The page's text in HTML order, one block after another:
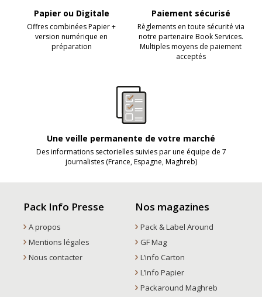
Papier ou Digitale
Offres combinées Papier +
version numérique en
préparation
Paiement sécurisé
Règlements en toute sécurité via
notre partenaire Book Services.
Multiples moyens de paiement
acceptés
Une veille permanente de votre marché
Des informations sectorielles suivies par une équipe de 7
journalistes (France, Espagne, Maghreb)
Pack Info Presse
A propos
Mentions légales
Nous contacter
Nos magazines
Pack & Label Around
GF Mag
L’info Carton
L’Info Papier
Packaround Maghreb